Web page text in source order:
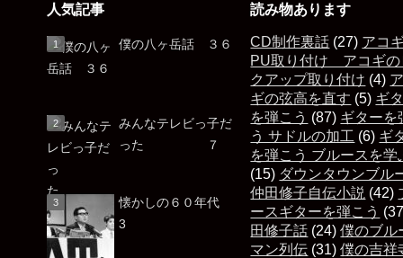
人気記事
僕の八ヶ岳話 ３６
みんなテレビっ子だ
った ７
懐かしの６０年代
3
読み物あります
CD制作裏話 (27) アコ
PU取り付け アコギの
クアップ取り付け (4)
ギの弦高を直す (5) ギ
を弾こう (87) ギターを
う サドルの加工 (6) ギ
を弾こう ブルースを学
(15) ダウンタウンブル
仲田修子自伝小説 (42)
ースギターを弾こう
田修子話 (24)僕のブル
マン列伝 (31)僕の吉祥